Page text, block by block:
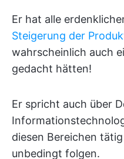
Er hat alle
Steigerung der
wahrscheinlich auch
gedacht hätten!
Er spricht auch über
diesen Bereichen
unbedingt folgen.